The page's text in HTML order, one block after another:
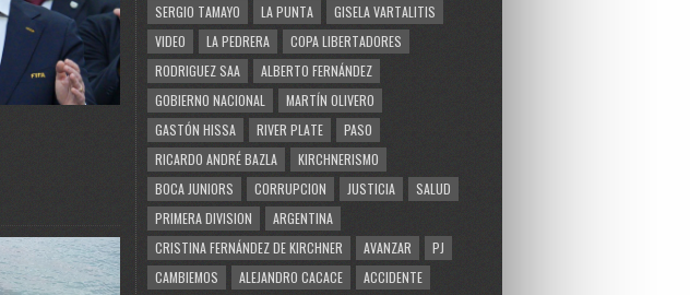
SERGIO TAMAYO
LA PUNTA
GISELA VARTALITIS
VIDEO
LA PEDRERA
COPA LIBERTADORES
RODRIGUEZ SAA
ALBERTO FERNÁNDEZ
GOBIERNO NACIONAL
MARTÍN OLIVERO
GASTÓN HISSA
RIVER PLATE
PASO
RICARDO ANDRÉ BAZLA
KIRCHNERISMO
BOCA JUNIORS
CORRUPCION JUSTICIA
SALUD
PRIMERA DIVISION
ARGENTINA
CRISTINA FERNÁNDEZ DE KIRCHNER
AVANZAR
PJ
CAMBIEMOS
ALEJANDRO CACACE
ACCIDENTE